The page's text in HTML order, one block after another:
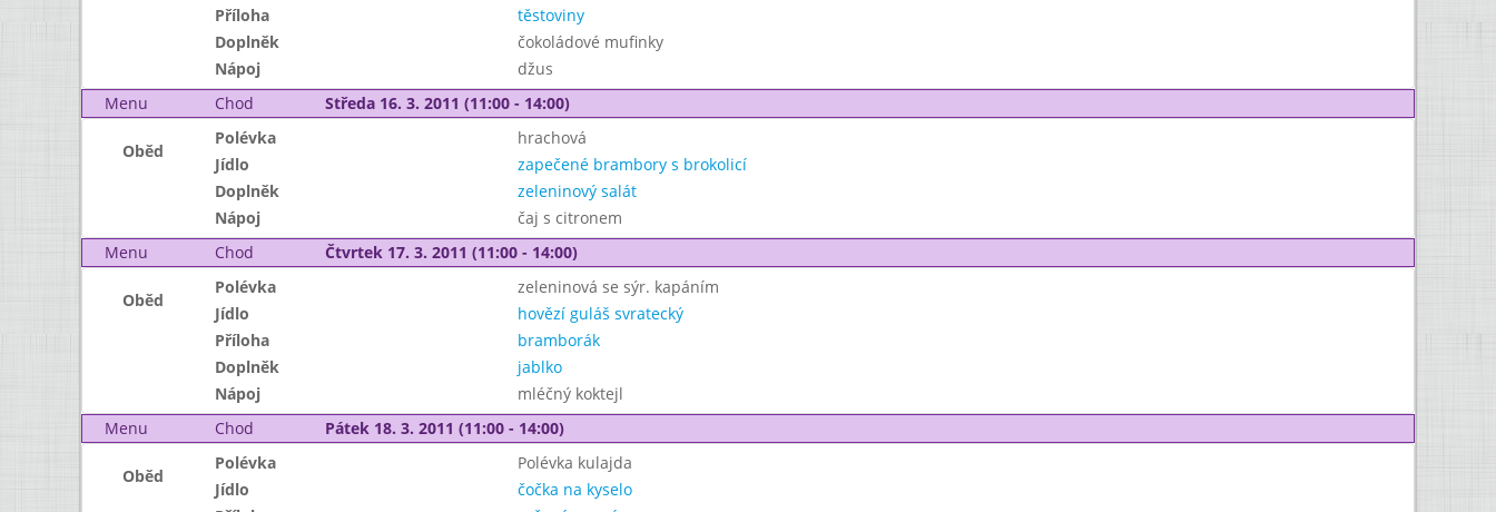
Příloha
těstoviny
Doplněk
čokoládové mufinky
Nápoj
džus
Menu
Chod Středa 16. 3. 2011 (11:00 - 14:00)
Oběd
Polévka
hrachová
Jídlo
zapečené brambory s brokolicí
Doplněk
zeleninový salát
Nápoj
čaj s citronem
Menu
Chod Čtvrtek 17. 3. 2011 (11:00 - 14:00)
Oběd
Polévka
zeleninová se sýr. kapáním
Jídlo
hovězí guláš svratecký
Příloha
bramborák
Doplněk
jablko
Nápoj
mléčný koktejl
Menu
Chod Pátek 18. 3. 2011 (11:00 - 14:00)
Oběd
Polévka
Polévka kulajda
Jídlo
čočka na kyselo